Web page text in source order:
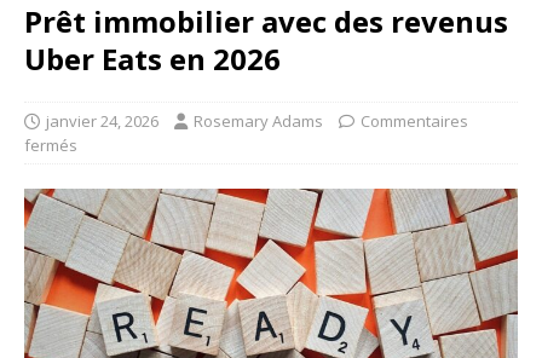
Prêt immobilier avec des revenus
Uber Eats en 2026
janvier 24, 2026 Rosemary Adams
Commentaires
fermés